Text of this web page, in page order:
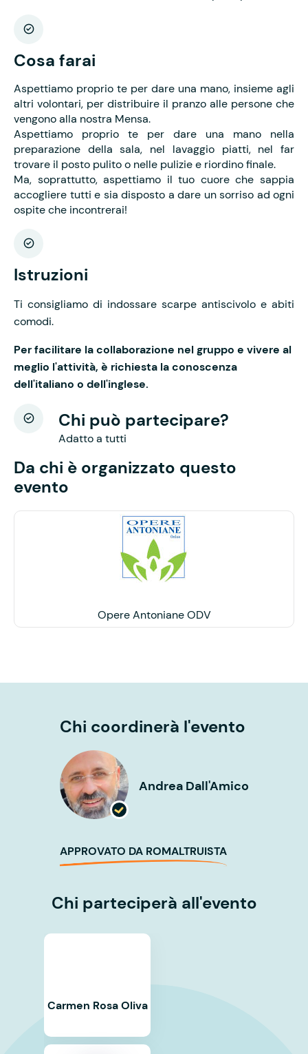
Cosa farai
Aspettiamo proprio te per dare una mano, insieme agli
altri volontari, per distribuire il pranzo alle persone che
vengono alla nostra Mensa.
Aspettiamo proprio te per dare una mano nella
preparazione della sala, nel lavaggio piatti, nel far
trovare il posto pulito o nelle pulizie e riordino finale.
Ma, soprattutto, aspettiamo il tuo cuore che sappia
accogliere tutti e sia disposto a dare un sorriso ad ogni
ospite che incontrerai!
Istruzioni
Ti consigliamo di indossare scarpe antiscivolo e abiti
comodi.
Per facilitare la collaborazione nel gruppo e vivere al
meglio l'attività, è richiesta la conoscenza
dell'italiano o dell'inglese.
Chi può partecipare?
Adatto a tutti
Da chi è organizzato questo
evento
Opere Antoniane ODV
Chi coordinerà l'evento
Andrea Dall'Amico
APPROVATO DA ROMALTRUISTA
Chi parteciperà all'evento
Carmen Rosa Oliva